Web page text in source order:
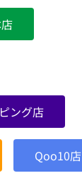
ング店
Qoo10店